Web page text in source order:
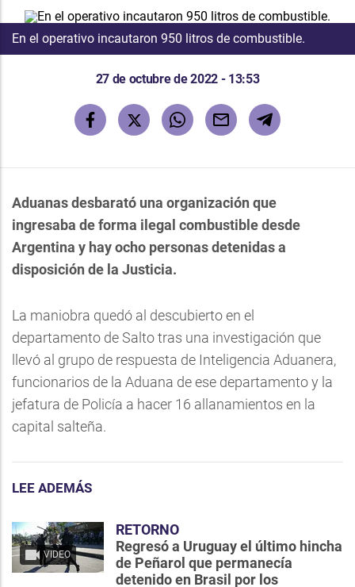
En el operativo incautaron 950 litros de combustible.
27 de octubre de 2022 - 13:53
Aduanas desbarató una organización que
ingresaba de forma ilegal combustible desde
Argentina y hay ocho personas detenidas a
disposición de la Justicia.
La maniobra quedó al descubierto en el
departamento de Salto tras una investigación que
llevó al grupo de respuesta de Inteligencia Aduanera,
funcionarios de la Aduana de ese departamento y la
jefatura de Policía a hacer 16 allanamientos en la
capital salteña.
LEE ADEMÁS
VIDEO
RETORNO
Regresó a Uruguay el último hincha
de Peñarol que permanecía
detenido en Brasil por los